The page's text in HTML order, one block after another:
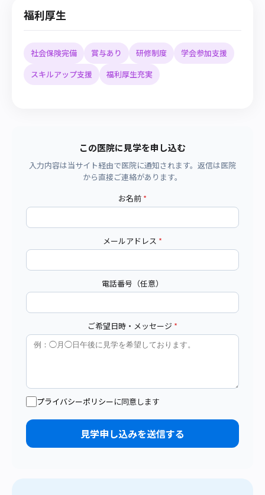
福利厚生
社会保険完備 賞与あり 研修制度
学会参加支援
スキルアップ支援
福利厚生充実
この医院に見学を申し込む
入力内容は当サイト経由で医院に通知されます。返信は医院
から直接ご連絡があります。
お名前 *
メールアドレス *
電話番号（任意）
ご希望日時・メッセージ *
プライバシーポリシーに同意します
見学申し込みを送信する